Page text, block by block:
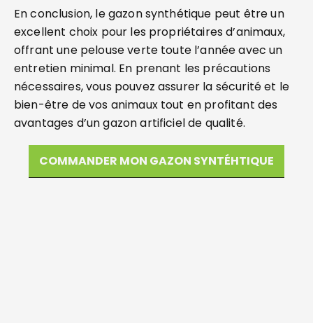
En conclusion, le gazon synthétique peut être un
excellent choix pour les propriétaires d’animaux,
offrant une pelouse verte toute l’année avec un
entretien minimal. En prenant les précautions
nécessaires, vous pouvez assurer la sécurité et le
bien-être de vos animaux tout en profitant des
avantages d’un gazon artificiel de qualité.
COMMANDER MON GAZON SYNTÉHTIQUE